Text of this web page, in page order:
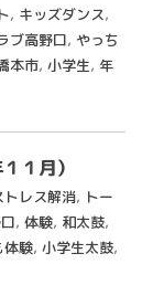
, キッズダンス,
ブ高野口, やっち
本市, 小学生, 年
１月）
トレス解消, トー
, 体験, 和太鼓,
体験, 小学生太鼓,